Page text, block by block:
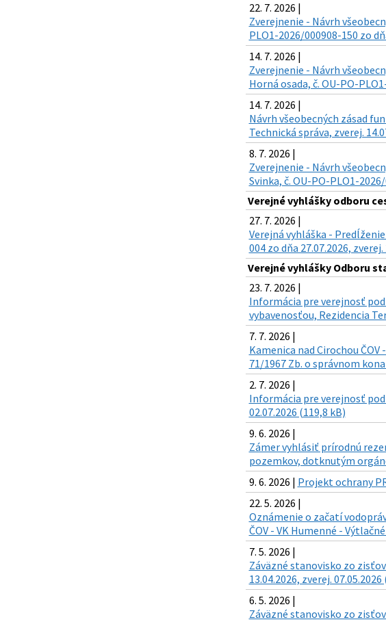
22. 7. 2026 |
Zverejnenie - Návrh
PLO1-2026/000908-150 zo
14. 7. 2026 |
Zverejnenie - Návrh
Horná osada, č. OU-PO-
14. 7. 2026 |
Návrh všeobecných zásad
Technická správa, zverej.
8. 7. 2026 |
Zverejnenie - Návrh
Svinka, č. OU-PO-PLO1-
Verejné vyhlášky odboru
27. 7. 2026 |
Verejná vyhláška -
004 zo dňa 27.07.2026,
Verejné vyhlášky Odboru
23. 7. 2026 |
Informácia pre verejnosť
vybavenosťou, Rezidencia
7. 7. 2026 |
Kamenica nad Cirochou
71/1967 Zb. o správnom
2. 7. 2026 |
Informácia pre verejnosť
02.07.2026 (119,8 kB)
9. 6. 2026 |
Zámer vyhlásiť prírodnú
pozemkov, dotknutým
9. 6. 2026 | Projekt ochrany
22. 5. 2026 |
Oznámenie o začatí
ČOV - VK Humenné -
7. 5. 2026 |
Záväzné stanovisko zo
13.04.2026, zverej. 07.05.2026
6. 5. 2026 |
Záväzné stanovisko zo